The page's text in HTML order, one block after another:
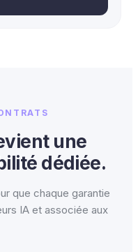
une
dédiée.
que chaque garantie
IA et associée aux